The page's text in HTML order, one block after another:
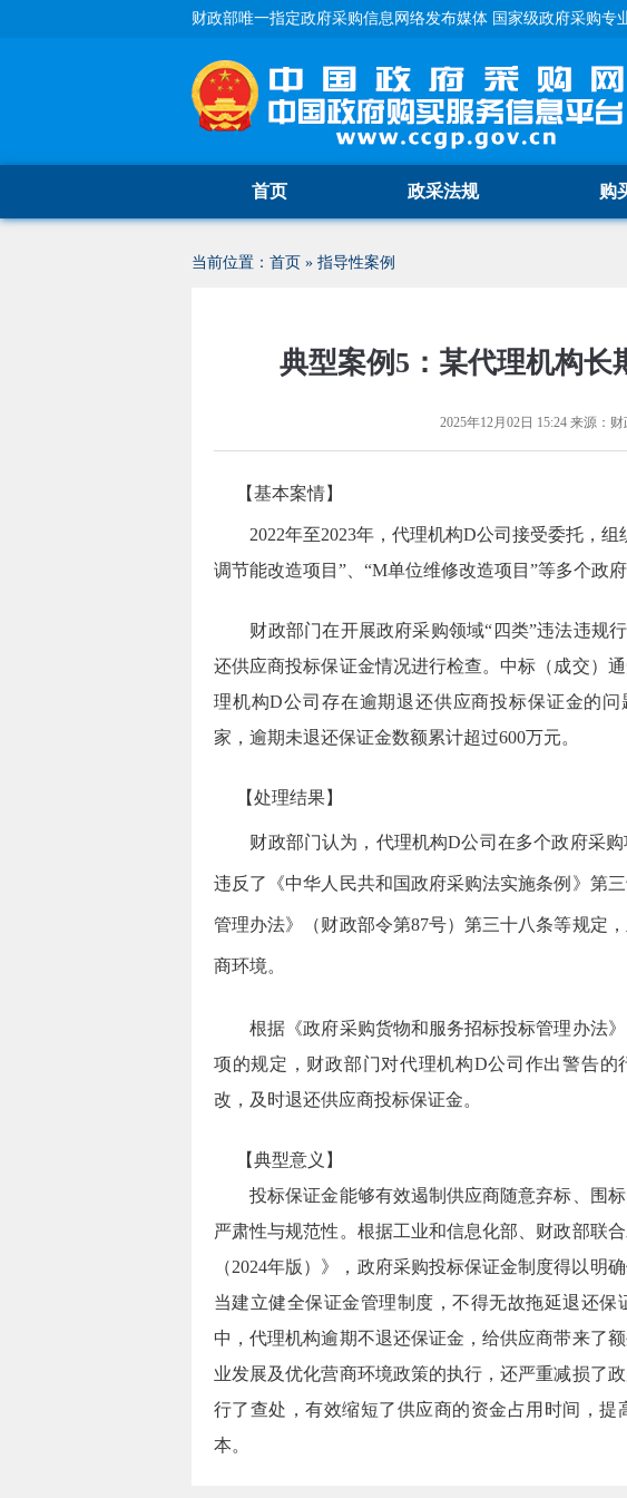
财政部唯一指定政府采购信息网络发布媒体 国家级政府采购专
首页 政采法规 购
当前位置： 首页 » 指导性案例
典型案例5：某代理机构长
2025年12月02日 15:24来源： 财
【基本案情】
2022年至2023年，代理机构D公司接受委托，组
调节能改造项目”、“M单位维修改造项目”等多个政府
财政部门在开展政府采购领域“四类”违法违规
还供应商投标保证金情况进行检查。中标（成交）
理机构D公司存在逾期退还供应商投标保证金的问
家，逾期未退还保证金数额累计超过600万元。
【处理结果】
财政部门认为，代理机构D公司在多个政府采
违反了《中华人民共和国政府采购法实施条例》第
管理办法》（财政部令第87号）第三十八条等规定
商环境。
根据《政府采购货物和服务招标投标管理办法
项的规定，财政部门对代理机构D公司作出警告的
改，及时退还供应商投标保证金。
【典型意义】
投标保证金能够有效遏制供应商随意弃标、围标
严肃性与规范性。根据工业和信息化部、财政部联
（2024年版）》，政府采购投标保证金制度得以明
当建立健全保证金管理制度，不得无故拖延退还
中，代理机构逾期不退还保证金，给供应商带来了
业发展及优化营商环境政策的执行，还严重减损了
行了查处，有效缩短了供应商的资金占用时间，
本。